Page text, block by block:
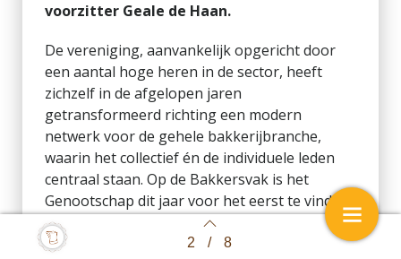
Back to index 2 / 8
voorzitter Geale de Haan.
De vereniging, aanvankelijk opgericht door
een aantal hoge heren in de sector, heeft
zichzelf in de afgelopen jaren
getransformeerd richting een modern
netwerk voor de gehele bakkerijbranche,
waarin het collectief én de individuele leden
centraal staan. Op de Bakkersvak is het
Genootschap dit jaar voor het eerst te vinden.
“We staan op de beurs niet om iets te
verkopen maar om kenbaar te maken wat we